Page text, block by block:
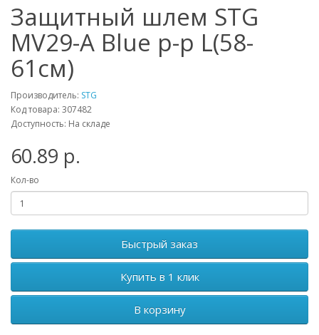
Защитный шлем STG
MV29-A Blue р-р L(58-
61см)
Производитель: STG
Код товара: 307482
Доступность: На складе
60.89 р.
Кол-во
Быстрый заказ
Купить в 1 клик
В корзину